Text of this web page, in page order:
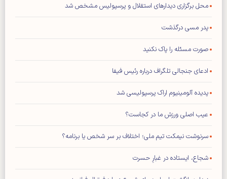
محل برگزاری دیدار‌های استقلال و پرسپولیس مشخص شد
پدر مسی درگذشت
صورت مسئله را پاک نکنید
ادعای جنجالی تلگراف درباره رئیس فیفا
پدیده آلومینیوم اراک پرسپولیسی شد
عیب اصلی ورزش ما در کجاست؟
سرنوشت نیمکت تیم ملی؛ اختلاف بر سر شخص یا برنامه؟
شجاع، ایستاده در غبارِ حسرت